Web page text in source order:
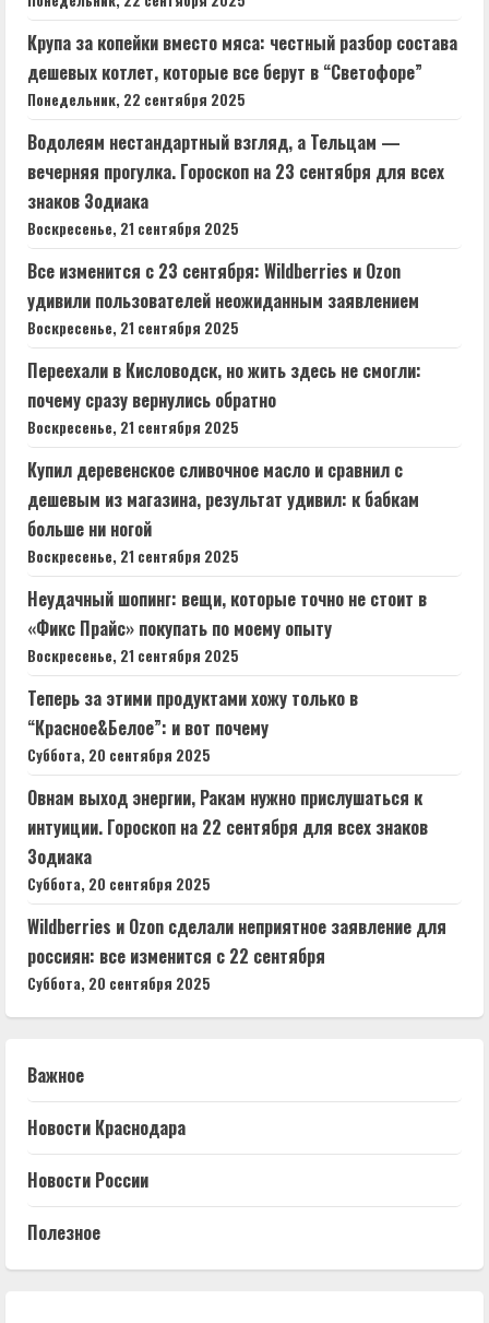
Крупа за копейки вместо мяса: честный разбор состава
дешевых котлет, которые все берут в “Светофоре”
Понедельник, 22 сентября 2025
Водолеям нестандартный взгляд, а Тельцам —
вечерняя прогулка. Гороскоп на 23 сентября для всех
знаков Зодиака
Воскресенье, 21 сентября 2025
Все изменится с 23 сентября: Wildberries и Ozon
удивили пользователей неожиданным заявлением
Воскресенье, 21 сентября 2025
Переехали в Кисловодск, но жить здесь не смогли:
почему сразу вернулись обратно
Воскресенье, 21 сентября 2025
Купил деревенское сливочное масло и сравнил с
дешевым из магазина, результат удивил: к бабкам
больше ни ногой
Воскресенье, 21 сентября 2025
Неудачный шопинг: вещи, которые точно не стоит в
«Фикс Прайс» покупать по моему опыту
Воскресенье, 21 сентября 2025
Теперь за этими продуктами хожу только в
“Красное&Белое”: и вот почему
Суббота, 20 сентября 2025
Овнам выход энергии, Ракам нужно прислушаться к
интуиции. Гороскоп на 22 сентября для всех знаков
Зодиака
Суббота, 20 сентября 2025
Wildberries и Ozon сделали неприятное заявление для
россиян: все изменится с 22 сентября
Суббота, 20 сентября 2025
Важное
Новости Краснодара
Новости России
Полезное